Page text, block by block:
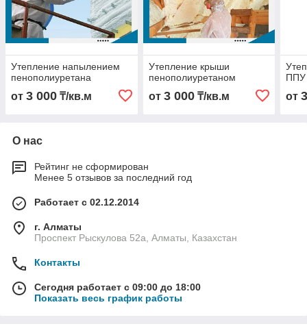
Утепление напылением
пенополиуретана
от 3 000 ₸/кв.м
Утепление крыши
пенополиуретаном
от 3 000₸/кв.м
ППУ
от
О нас
Рейтинг не сформирован
Менее 5 отзывов за последний год
Работает с 02.12.2014
г. Алматы
Проспект Рыскулова 52а, Алматы, Казахстан
Контакты
Сегодня работает с 09:00 до 18:00
Показать весь график работы